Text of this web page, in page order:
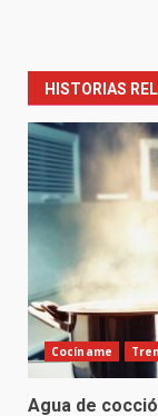
HISTORIAS
Cocíname
Agua de